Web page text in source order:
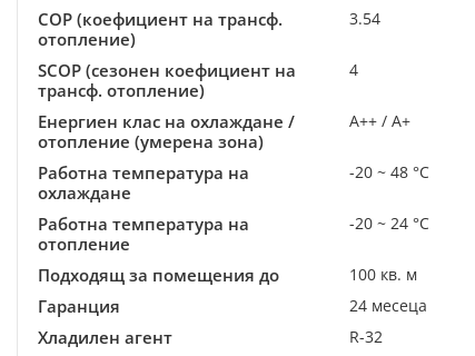
COP (коефициент на трансф.
отопление)
3.54
SCOP (сезонен коефициент на
трансф. отопление)
4
Енергиен клас на охлаждане /
отопление (умерена зона)
A++ / A+
Работна температура на
охлаждане
-20 ~ 48 °C
Работна температура на
отопление
-20 ~ 24 °C
Подходящ за помещения до 100 кв. м
Гаранция 24 месеца
Хладилен агент R-32